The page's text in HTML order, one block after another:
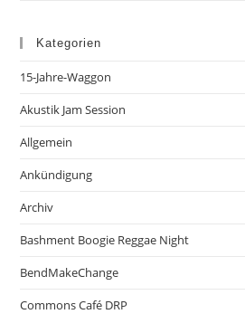
Kategorien
15-Jahre-Waggon
Akustik Jam Session
Allgemein
Ankündigung
Archiv
Bashment Boogie Reggae Night
BendMakeChange
Commons Café DRP